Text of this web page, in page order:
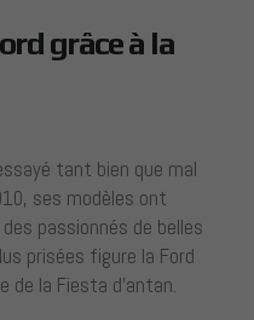
grâce à la
tant bien que mal
ses modèles ont
passionnés de belles
prisées figure la Ford
de la Fiesta d’antan.